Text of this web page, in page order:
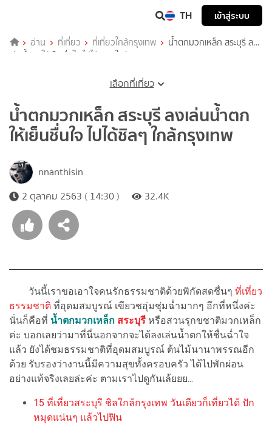
TH เข้าสู่ระบบ
อ่าน ที่เที่ยว ที่เที่ยวใกล้กรุงเทพ
น้ำตกมวกเหล็ก สระบุรี ลง
เล่นน้ำตกให้เย็นชื่นใจ ไปได้ชิลๆ ใกล้กรุงเทพ
เลือกที่เที่ยว
น้ำตกมวกเหล็ก สระบุรี ลงเล่นน้ำตก
ให้เย็นชื่นใจ ไปได้ชิลๆ ใกล้กรุงเทพ
nnanthisin
2 ตุลาคม 2563 ( 14:30 )
32.4K
วันนี้เราขอเอาใจคนรักธรรมชาติด้วยพิกัดสดชื่นๆ ที่เที่ยว
ธรรมชาติ ที่อุดมสมบูรณ์ เขียวชอุ่มชุ่มฉ่ำมากๆ อีกที่หนึ่งค่ะ
นั่นก็คือที่ น้ำตกมวกเหล็ก สระบุรี หรือสวนรุกขชาติมวกเหล็ก
ค่ะ บอกเลยว่ามาที่นี่นอกจากจะได้ลงเล่นน้ำตกให้ชื่นฉ่ำใจ
แล้ว ยังได้ชมธรรมชาติที่อุดมสมบูรณ์ ต้นไม้นานาพรรณอีก
ด้วย รับรองว่างานนี้มีความสุขทั้งครอบครัว ได้ไปพักผ่อน
อย่างแท้จริงเลยล่ะค่ะ ตามเราไปดูกันเล้ยยย...
15 ที่เที่ยวสระบุรี ชิลใกล้กรุงเทพ วันเดียวก็เที่ยวได้ ปัก
หมุดแน่นๆ แล้วไปฟิน